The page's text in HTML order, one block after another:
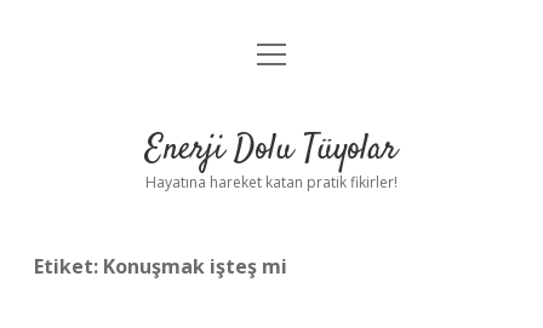
Anasayfa
Yasal Uyarı
menüyü
Enerji Dolu Tüyolar
Hayatına hareket katan pratik fikirler!
Etiket: Konuşmak işteş mi